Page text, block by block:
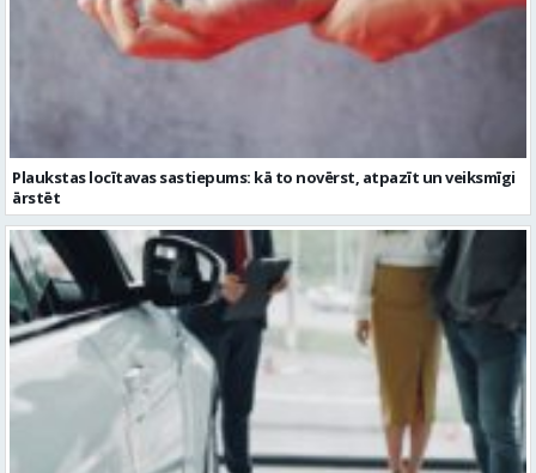
Plaukstas locītavas sastiepums: kā to novērst, atpazīt un veiksmīgi
ārstēt